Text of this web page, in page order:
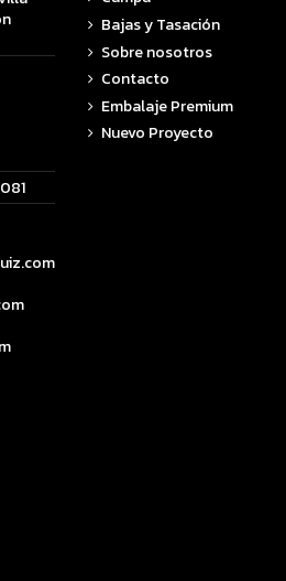
Bajas y Tasación
Sobre nosotros
Contacto
Embalaje Premium
Nuevo Proyecto